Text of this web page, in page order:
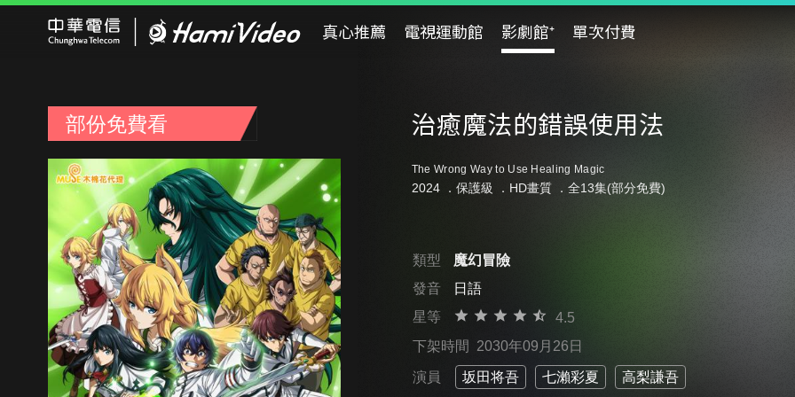
真心推薦 電視運動館 影劇館⁺ 單次付費
部份免費看 治癒魔法的錯誤使用法
The Wrong Way to Use Healing Magic
2024 ． 保護級 ．HD畫質 ．全13集(部分免費)
類型
魔幻冒險
發音
日語
星等
4.5
下架時間 2030年09月26日
演員 坂田将吾 七瀨彩夏 高梨謙吾